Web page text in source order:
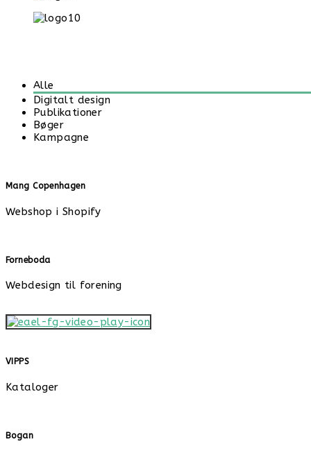
Alle
Digitalt design
Publikationer
Bøger
Kampagne
Mang Copenhagen
Webshop i Shopify
Forneboda
Webdesign til forening
VIPPS
Kataloger
Bogan